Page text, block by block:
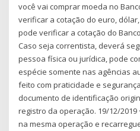
você vai comprar moeda no
verificar a cotação do euro,
pode verificar a cotação do
Caso seja correntista, deverá
pessoa física ou jurídica, pode
espécie somente nas agências
feito com praticidade e
documento de identificação
registro da operação. 19/12/2019
na mesma operação e